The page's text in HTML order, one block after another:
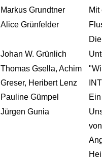
Markus Grundtner
Alice Grünfelder
Johan W. Grünlich
Thomas Gsella, Achim
Greser, Heribert Lenz
Pauline Gümpel
Jürgen Gunia